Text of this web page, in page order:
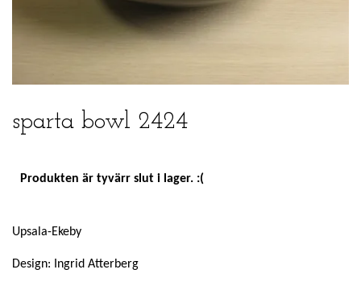
sparta bowl 2424
Produkten är tyvärr slut i lager. :(
Upsala-Ekeby
Design: Ingrid Atterberg